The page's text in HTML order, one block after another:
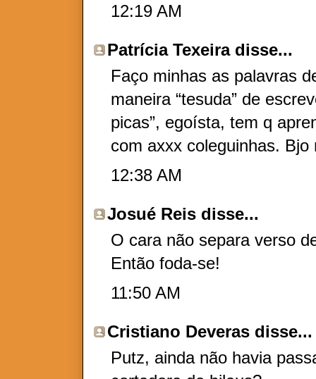
12:19 AM
Patrícia Texeiradisse...
Faço minhas as palavras
maneira “tesuda” de
picas”, egoísta, tem q
com axxx coleguinhas. Bjo
12:38 AM
Josué Reis disse...
O cara não separa verso
Então foda-se!
11:50 AM
Cristiano Deveras disse...
Putz, ainda não havia